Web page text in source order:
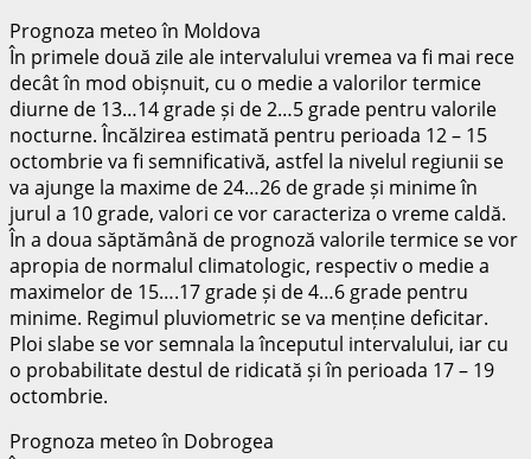
Prognoza meteo în Moldova
În primele două zile ale intervalului vremea va fi mai rece
decât în mod obișnuit, cu o medie a valorilor termice
diurne de 13…14 grade și de 2…5 grade pentru valorile
nocturne. Încălzirea estimată pentru perioada 12 – 15
octombrie va fi semnificativă, astfel la nivelul regiunii se
va ajunge la maxime de 24…26 de grade și minime în
jurul a 10 grade, valori ce vor caracteriza o vreme caldă.
În a doua săptămână de prognoză valorile termice se vor
apropia de normalul climatologic, respectiv o medie a
maximelor de 15….17 grade și de 4…6 grade pentru
minime. Regimul pluviometric se va menține deficitar.
Ploi slabe se vor semnala la începutul intervalului, iar cu
o probabilitate destul de ridicată și în perioada 17 – 19
octombrie.
Prognoza meteo în Dobrogea